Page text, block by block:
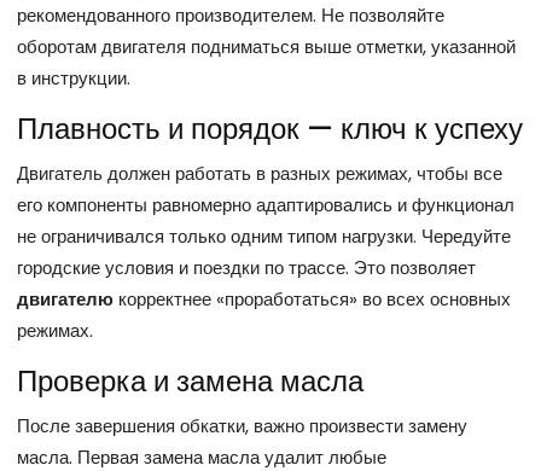
рекомендованного производителем. Не позволяйте
оборотам двигателя подниматься выше отметки, указанной
в инструкции.
Плавность и порядок — ключ к успеху
Двигатель должен работать в разных режимах, чтобы все
его компоненты равномерно адаптировались и функционал
не ограничивался только одним типом нагрузки. Чередуйте
городские условия и поездки по трассе. Это позволяет
двигателю корректнее «проработаться» во всех основных
режимах.
Проверка и замена масла
После завершения обкатки, важно произвести замену
масла. Первая замена масла удалит любые